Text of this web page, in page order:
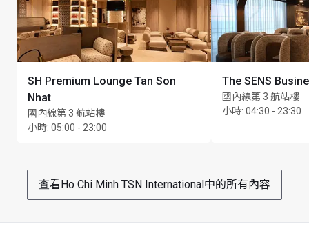
SH Premium Lounge Tan Son
Nhat
國內線第 3 航站樓
小時: 05:00 - 23:00
The SENS
國內線第 3 航站樓
小時: 04:30 - 23:30
查看Ho Chi Minh TSN International中的所有內容